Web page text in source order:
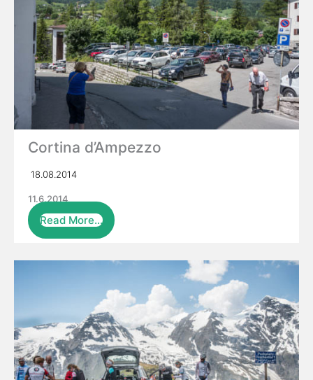
Cortina d’Ampezzo
18.08.2014
11.6.2014
Read More…